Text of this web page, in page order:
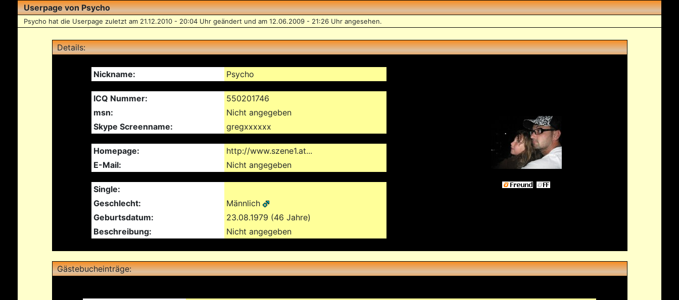
Userpage von Psycho
Psycho hat die Userpage zuletzt am 21.12.2010 - 20:04 Uhr geändert und am 12.06.2009 - 21:26 Uhr angesehen.
Details:
Nickname: Psycho
ICQ Nummer:
550201746
msn:
Nicht angegeben
Skype Screenname:
gregxxxxxx
Homepage:
http://www.szene1.at...
E-Mail:
Nicht angegeben
Single:
Geschlecht:
Männlich
Geburtsdatum:
23.08.1979 (46 Jahre)
Beschreibung:
Nicht angegeben
Gästebucheinträge: